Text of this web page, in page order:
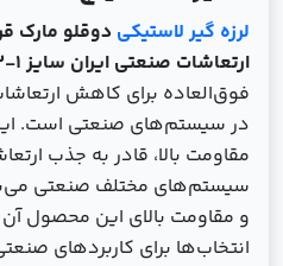
لرزه ‌گیر لاستیکی دوقلو مارک
ارتعاشات صنعتی ایران سایز 1-1.2 اینچ CL150
فوق‌العاده برای کاهش
در سیستم‌های صنعتی است. این
مقاومت بالا، قادر به جذب
سیستم‌های مختلف صنعتی
و مقاومت بالای این محصول آن
انتخاب‌ها برای کاربردهای